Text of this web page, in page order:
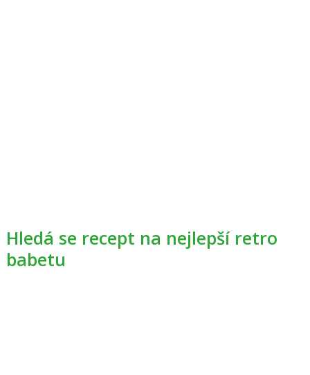
Hledá se recept na nejlepší retro
babetu